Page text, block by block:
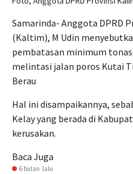
Samarinda- Anggota DPRD
(Kaltim), M Udin
pembatasan minimum
melintasi jalan poros Kutai
Berau
Hal ini disampaikannya,
Kelay yang berada di
kerusakan.
Baca Juga
6 bulan lalu